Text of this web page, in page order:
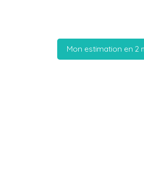
Mon estimation en 2